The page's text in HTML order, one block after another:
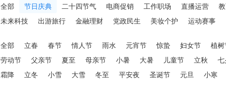
全部 节日庆典 二十四节气 电商促销 工作职场 直播运营
未来科技
出游旅行 金融理财 党政民生 美妆个护 运动赛事
全部 立春 春节 情人节 雨水 元宵节 惊蛰 妇女节 植
劳动节
父亲节 夏至 母亲节 小暑 大暑 儿童节 立秋
霜降
立冬 小雪 大雪 冬至 平安夜 圣诞节 元旦 小寒